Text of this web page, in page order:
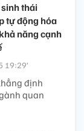
thái
tự động hóa
năng cạnh
19:29’
định
quan